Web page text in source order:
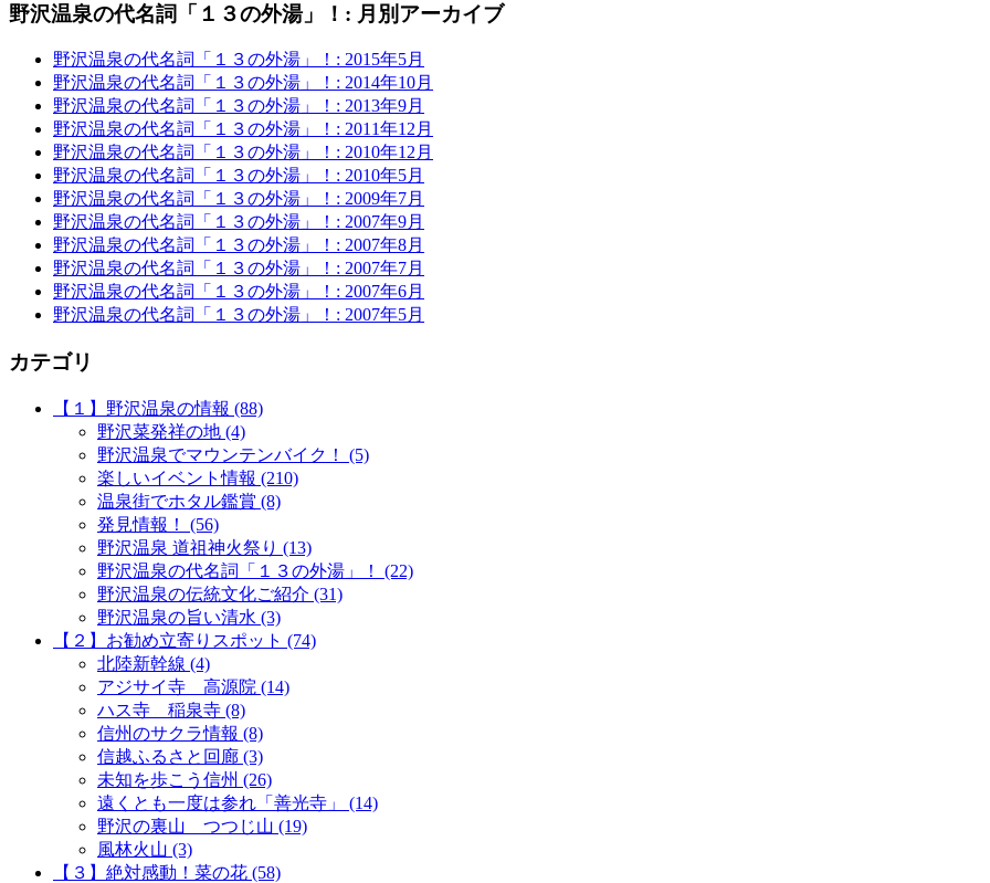
野沢温泉の代名詞「１３の外湯」！: 月別アーカイブ
野沢温泉の代名詞「１３の外湯」！: 2015年5月
野沢温泉の代名詞「１３の外湯」！: 2014年10月
野沢温泉の代名詞「１３の外湯」！: 2013年9月
野沢温泉の代名詞「１３の外湯」！: 2011年12月
野沢温泉の代名詞「１３の外湯」！: 2010年12月
野沢温泉の代名詞「１３の外湯」！: 2010年5月
野沢温泉の代名詞「１３の外湯」！: 2009年7月
野沢温泉の代名詞「１３の外湯」！: 2007年9月
野沢温泉の代名詞「１３の外湯」！: 2007年8月
野沢温泉の代名詞「１３の外湯」！: 2007年7月
野沢温泉の代名詞「１３の外湯」！: 2007年6月
野沢温泉の代名詞「１３の外湯」！: 2007年5月
カテゴリ
【１】野沢温泉の情報 (88)
野沢菜発祥の地 (4)
野沢温泉でマウンテンバイク！ (5)
楽しいイベント情報 (210)
温泉街でホタル鑑賞 (8)
発見情報！ (56)
野沢温泉 道祖神火祭り (13)
野沢温泉の代名詞「１３の外湯」！ (22)
野沢温泉の伝統文化ご紹介 (31)
野沢温泉の旨い清水 (3)
【２】お勧め立寄りスポット (74)
北陸新幹線 (4)
アジサイ寺 高源院 (14)
ハス寺 稲泉寺 (8)
信州のサクラ情報 (8)
信越ふるさと回廊 (3)
未知を歩こう信州 (26)
遠くとも一度は参れ「善光寺」 (14)
野沢の裏山 つつじ山 (19)
風林火山 (3)
【３】絶対感動！菜の花 (58)